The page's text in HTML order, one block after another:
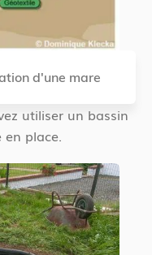
d'une mare
utiliser un bassin
place.